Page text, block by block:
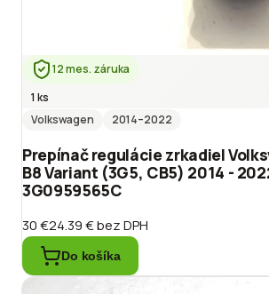
12 mes. záruka
1 ks
Volkswagen
2014–2022
Prepínač regulácie zrkadiel
B8 Variant (3G5, CB5) 2014 -
3G0959565C
30 €24.39 €bez DPH
Do košíka